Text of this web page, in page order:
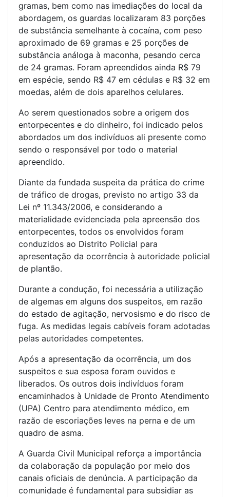
gramas, bem como nas imediações do local da
abordagem, os guardas localizaram 83 porções
de substância semelhante à cocaína, com peso
aproximado de 69 gramas e 25 porções de
substância análoga à maconha, pesando cerca
de 24 gramas. Foram apreendidos ainda R$ 79
em espécie, sendo R$ 47 em cédulas e R$ 32 em
moedas, além de dois aparelhos celulares.
Ao serem questionados sobre a origem dos
entorpecentes e do dinheiro, foi indicado pelos
abordados um dos indivíduos ali presente como
sendo o responsável por todo o material
apreendido.
Diante da fundada suspeita da prática do crime
de tráfico de drogas, previsto no artigo 33 da
Lei nº 11.343/2006, e considerando a
materialidade evidenciada pela apreensão dos
entorpecentes, todos os envolvidos foram
conduzidos ao Distrito Policial para
apresentação da ocorrência à autoridade policial
de plantão.
Durante a condução, foi necessária a utilização
de algemas em alguns dos suspeitos, em razão
do estado de agitação, nervosismo e do risco de
fuga. As medidas legais cabíveis foram adotadas
pelas autoridades competentes.
Após a apresentação da ocorrência, um dos
suspeitos e sua esposa foram ouvidos e
liberados. Os outros dois indivíduos foram
encaminhados à Unidade de Pronto Atendimento
(UPA) Centro para atendimento médico, em
razão de escoriações leves na perna e de um
quadro de asma.
A Guarda Civil Municipal reforça a importância
da colaboração da população por meio dos
canais oficiais de denúncia. A participação da
comunidade é fundamental para subsidiar as